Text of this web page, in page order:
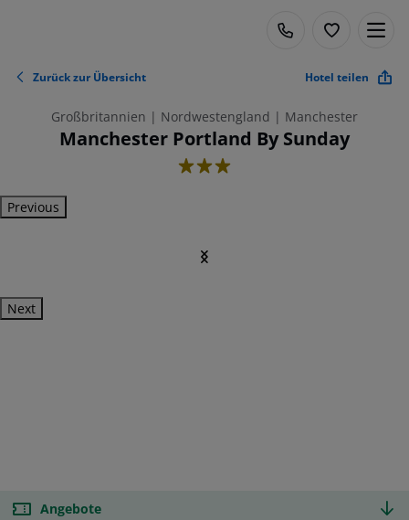
Zurück zur Übersicht Hotel teilen
Großbritannien | Nordwestengland | Manchester
Manchester Portland By Sunday
3
Previous
Next
Angebote